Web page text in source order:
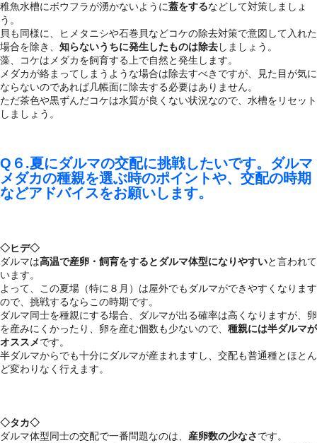
稚魚水槽にボウフラが湧かないように蓋をするなどして対策しましょ
う。
貝も同様に、ヒメタニシや石巻貝などコケの除去対策で意図して入れた
場合を除き、 知らないうちに発生したものは除去しましょう。
藻、コケはメダカを飼育する上で自然と発生します。
メダカが絡まってしまうような場合は除去すべきですが、見た目が気に
ならないのであれば几帳面に除去する必要はありません。
ただ茶色や黒ずんだコケは水質が良くない状況なので、水槽をリセット
しましょう。
Q６.夏にダルマの交配に挑戦したいです。ダルマ
メダカの種親を選ぶ時のポイントや、交配の時期
などアドバイスをお願いします。
◇ヒデ◇
ダルマは高温で産卵・飼育をするとダルマ体型になりやすいと言われて
います。
よって、この夏場（特に８月）は屋外でもダルマができやすくなります
ので、挑戦するならこの時期です。
ダルマ同士を種親にする場合、ダルマが出る確率は高くなりますが、卵
を産みにくかったり、卵を産む個数も少ないので、 種親には半ダルマが
オススメです。
半ダルマからでも十分にダルマが産まれますし、交配も普通種とほとん
ど変わりなく行えます。
◇タカ◇
ダルマ体型同士の交配で一番問題なのは、 産卵数の少なさです。